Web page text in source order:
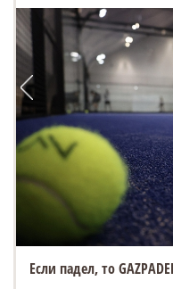
Если падел, то